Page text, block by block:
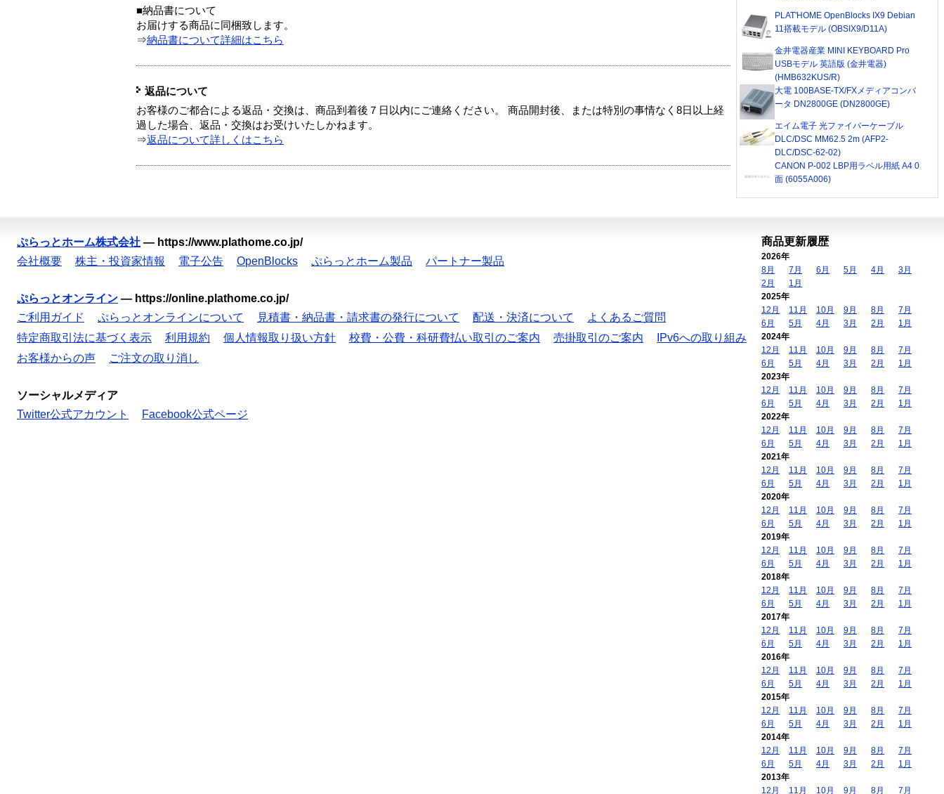
■納品書について
お届けする商品に同梱致します。
⇒納品書について詳細はこちら
返品について
お客様のご都合による返品・交換は、商品到着後７日以内にご連絡ください。 商品開封後、または特別の事情なく8日以上経
過した場合、返品・交換はお受けいたしかねます。
⇒返品について詳しくはこちら
PLAT'HOME OpenBlocks IX9 Debian
11搭載モデル (OBSIX9/D11A)
金井電器産業 MINI KEYBOARD Pro
USBモデル 英語版 (金井電器)
(HMB632KUS/R)
大電 100BASE-TX/FXメディアコンバ
ータ DN2800GE (DN2800GE)
エイム電子 光ファイバーケーブル
DLC/DSC MM62.5 2m (AFP2-
DLC/DSC-62-02)
CANON P-002 LBP用ラベル用紙 A4 0
面 (6055A006)
ぷらっとホーム株式会社 — https://www.plathome.co.jp/
会社概要
株主・投資家情報 電子公告 OpenBlocks ぷらっとホーム製品 パートナー製品
ぷらっとオンライン — https://online.plathome.co.jp/
ご利用ガイド
ぷらっとオンラインについて 見積書・納品書・請求書の発行について 配送・決済について
よくあるご質問
特定商取引法に基づく表示
利用規約 個人情報取り扱い方針 校費・公費・科研費払い取引のご案内 売掛取引のご案内
IPv6への取り組み
お客様からの声
ご注文の取り消し
ソーシャルメディア
Twitter公式アカウント
Facebook公式ページ
商品更新履歴
2026年
8月
7月 6月 5月 4月
3月
2月
1月
2025年
12月
11月 10月 9月 8月
7月
6月
5月 4月 3月 2月
1月
2024年
12月
11月 10月 9月 8月
7月
6月
5月 4月 3月 2月
1月
2023年
12月
11月 10月 9月 8月
7月
6月
5月 4月 3月 2月
1月
2022年
12月
11月 10月 9月 8月
7月
6月
5月 4月 3月 2月
1月
2021年
12月
11月 10月 9月 8月
7月
6月
5月 4月 3月 2月
1月
2020年
12月
11月 10月 9月 8月
7月
6月
5月 4月 3月 2月
1月
2019年
12月
11月 10月 9月 8月
7月
6月
5月 4月 3月 2月
1月
2018年
12月
11月 10月 9月 8月
7月
6月
5月 4月 3月 2月
1月
2017年
12月
11月 10月 9月 8月
7月
6月
5月 4月 3月 2月
1月
2016年
12月
11月 10月 9月 8月
7月
6月
5月 4月 3月 2月
1月
2015年
12月
11月 10月 9月 8月
7月
6月
5月 4月 3月 2月
1月
2014年
12月
11月 10月 9月 8月
7月
6月
5月 4月 3月 2月
1月
2013年
12月
11月 10月 9月 8月 7月